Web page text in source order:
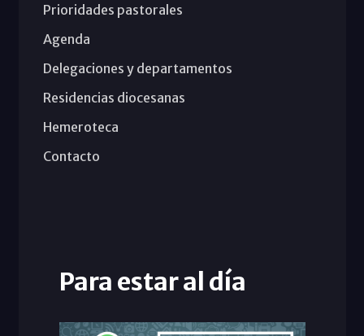
Prioridades pastorales
Agenda
Delegaciones y departamentos
Residencias diocesanas
Hemeroteca
Contacto
Para estar al día